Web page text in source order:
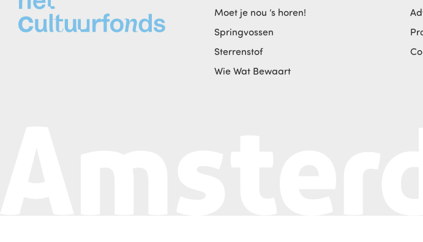
Moet je nou ‘s horen!
Springvossen
Sterrenstof
Wie Wat Bewaart